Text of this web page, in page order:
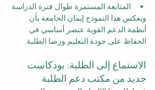
المتابعة المستمرة طوال فترة الدراسة
ويعكس هذا النموذج إيمان الجامعة بأن
أنظمة الدعم القوية عنصر أساسي في
الحفاظ على جودة التعليم ورضا الطلبة.
الاستماع إلى الطلبة: بودكاست
جديد من مكتب دعم الطلبة